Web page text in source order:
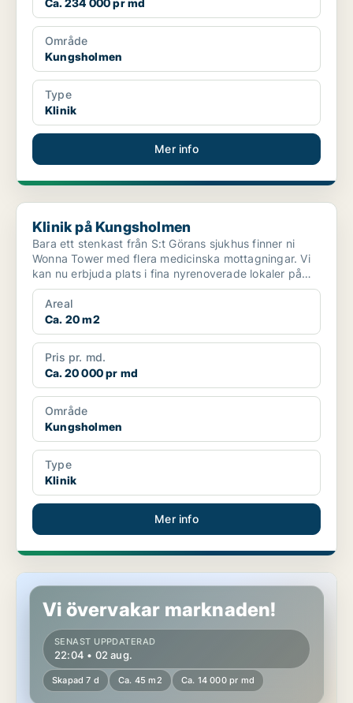
Ca. 234 000 pr md
Område
Kungsholmen
Type
Klinik
Mer info
Klinik på Kungsholmen
Klinik på Kungsholmen
Bara ett stenkast från S:t Görans sjukhus finner ni
Wonna Tower med flera medicinska mottagningar. Vi
kan nu erbjuda plats i fina nyrenoverade lokaler på
vån...
Areal
Ca. 20 m2
Pris pr. md.
Ca. 20 000 pr md
Område
Kungsholmen
Type
Klinik
Mer info
Butikslokal i Västerort
Vi övervakar marknaden!
SENAST UPPDATERAD
22:04 • 02 aug.
Skapad 7 d Ca. 45 m2 Ca. 14 000 pr md